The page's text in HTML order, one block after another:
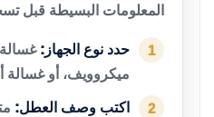
المعلومات البسيطة قبل
1 حدد نوع الجهاز:
ميكروويف، أو غسالة
2 اكتب وصف العطل: